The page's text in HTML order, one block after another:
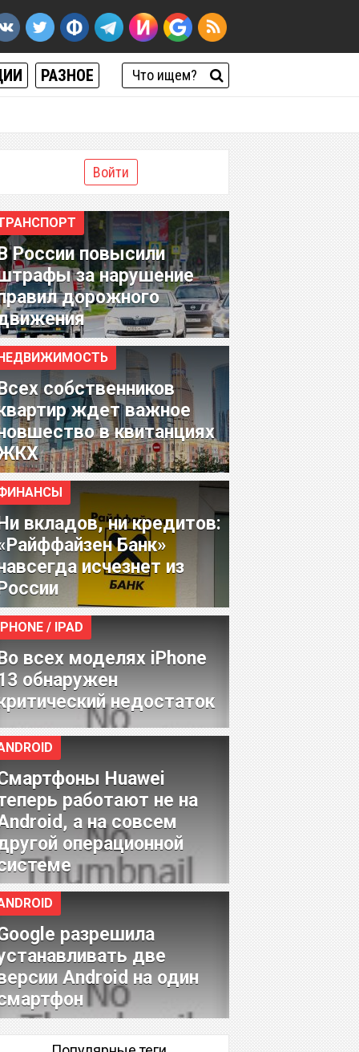
РАЗНОЕ
Войти
России повысили
за нарушение
дорожного
собственников
ждет важное
в квитанциях
вкладов, ни кредитов:
Банк»
исчезнет из
/ IPAD
всех моделях iPhone
обнаружен
недостаток
Huawei
работают не на
а на совсем
операционной
разрешила
две
Android на один